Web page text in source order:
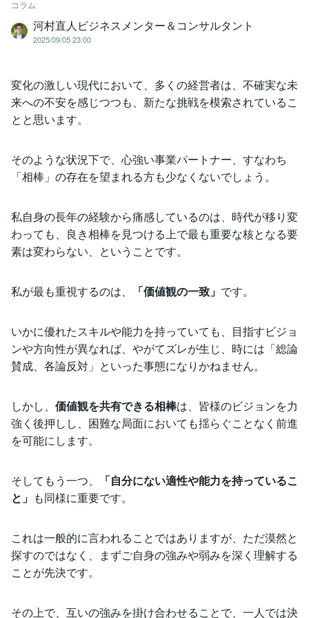
コラム
河村直人ビジネスメンター＆コンサルタント
2025/09/05 23:00
変化の激しい現代において、多くの経営者は、不確実な未
来への不安を感じつつも、新たな挑戦を模索されているこ
とと思います。
そのような状況下で、心強い事業パートナー、すなわち
「相棒」の存在を望まれる方も少なくないでしょう。
私自身の長年の経験から痛感しているのは、時代が移り変
わっても、良き相棒を見つける上で最も重要な核となる要
素は変わらない、ということです。
私が最も重視するのは、 「価値観の一致」 です。
いかに優れたスキルや能力を持っていても、目指すビジョ
ンや方向性が異なれば、やがてズレが生じ、時には「総論
賛成、各論反対」といった事態になりかねません。
しかし、 価値観を共有できる相棒は、皆様のビジョンを力
強く後押しし、困難な局面においても揺らぐことなく前進
を可能にします。
そしてもう一つ、
「自分にない適性や能力を持っているこ
と」 も同様に重要です。
これは一般的に言われることではありますが、ただ漠然と
探すのではなく、まずご自身の強みや弱みを深く理解する
ことが先決です。
その上で、互いの強みを掛け合わせることで、一人では決